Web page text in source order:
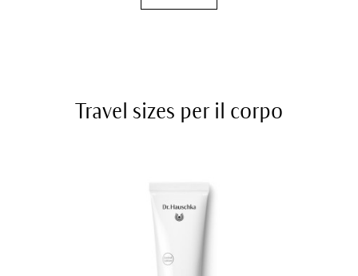
Travel sizes per il corpo